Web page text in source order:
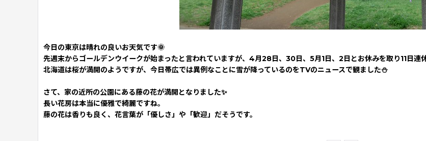
今日の東京は晴れの良いお天気です🌞
先週末からゴールデンウイークが始まったと言われていますが、4月28日、30日、5月1日、2日とお休みを取り11日連
北海道は桜が満開のようですが、今日帯広では異例なことに雪が降っているのをTVのニュースで観ました⛄
さて、家の近所の公園にある藤の花が満開となりました✨
長い花房は本当に優雅で綺麗ですね。
藤の花は香りも良く、花言葉が「優しさ」や「歓迎」だそうです。